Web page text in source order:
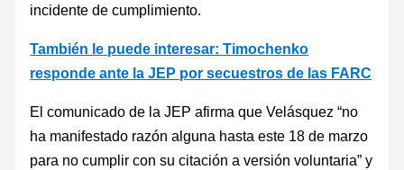
incidente de cumplimiento.
También le puede interesar: Timochenko
responde ante la JEP por secuestros de las FARC
El comunicado de la JEP afirma que Velásquez “no
ha manifestado razón alguna hasta este 18 de marzo
para no cumplir con su citación a versión voluntaria” y